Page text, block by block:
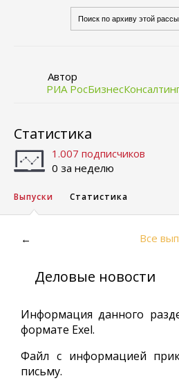
Автор
РИА
Статистика
1.007 подписчиков
0 за неделю
Выпуски Статистика
← Все
Деловые новости
Информация данного
формате Exel.
Файл с информацией
письму.